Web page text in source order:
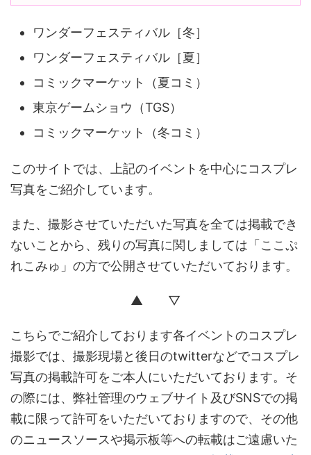
ワンダーフェスティバル［冬］
ワンダーフェスティバル［夏］
コミックマーケット（夏コミ）
東京ゲームショウ（TGS）
コミックマーケット（冬コミ）
このサイトでは、上記のイベントを中心にコスプレ
写真をご紹介しています。
また、撮影させていただいた写真を全ては掲載でき
ないことから、残りの写真に関しましては「ここぷ
れこみゅ」の方で公開させていただいております。
▲ ▽
こちらでご紹介しております各イベントのコスプレ
撮影では、撮影現場と後日のtwitterなどでコスプレ
写真の掲載許可をご本人にいただいております。そ
の際には、弊社管理のウェブサイト及びSNSでの掲
載に限って許可をいただいておりますので、その他
のニュースソースや掲示板等への転載はご遠慮いた